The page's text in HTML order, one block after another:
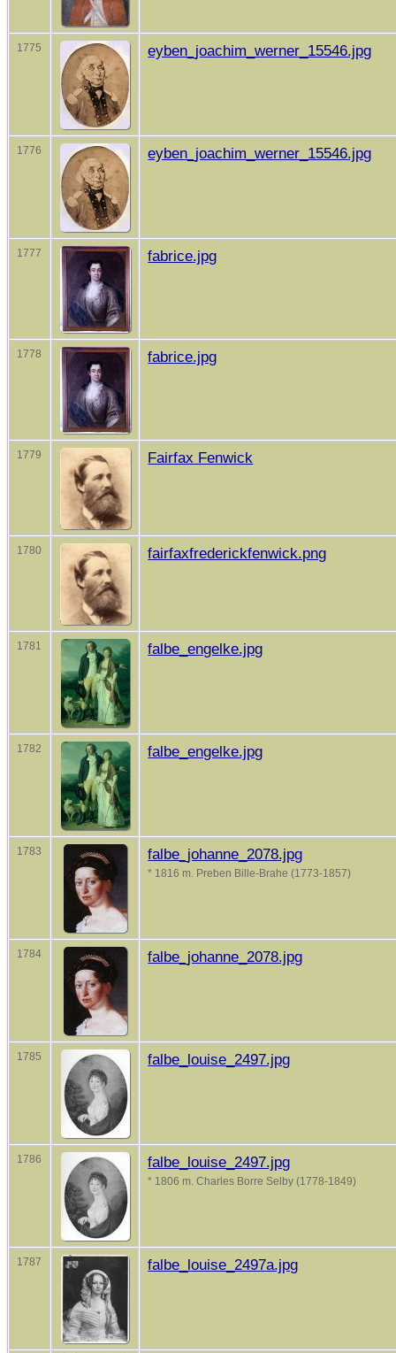
1775 eyben_joachim_werner_15546.jpg
1776 eyben_joachim_werner_15546.jpg
1777 fabrice.jpg
1778 fabrice.jpg
1779 Fairfax Fenwick
1780 fairfaxfrederickfenwick.png
1781 falbe_engelke.jpg
1782 falbe_engelke.jpg
1783 falbe_johanne_2078.jpg
* 1816 m. Preben Bille-Brahe (1773-1857)
1784 falbe_johanne_2078.jpg
1785 falbe_louise_2497.jpg
1786 falbe_louise_2497.jpg
* 1806 m. Charles Borre Selby (1778-1849)
1787 falbe_louise_2497a.jpg